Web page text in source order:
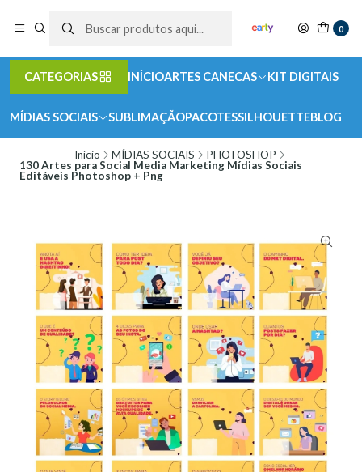
0
CATEGORIAS INÍCIOARTES CANECAS KIT DIGITAIS
MÍDIAS SOCIAIS SUBLIMAÇÃOPACOTESSILHOUETTEBLOG
Início MÍDIAS SOCIAIS
PHOTOSHOP
130 Artes para Social Media Marketing Mídias Sociais
Editáveis Photoshop + Png